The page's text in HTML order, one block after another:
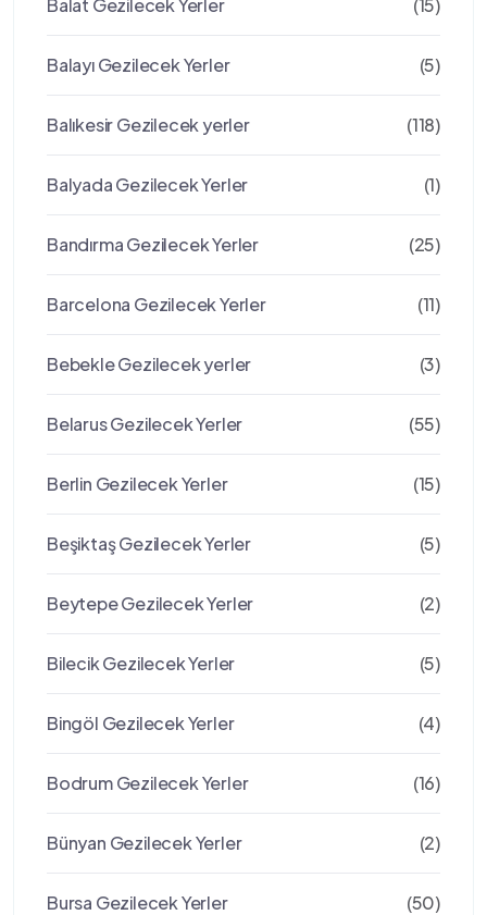
Balayı Gezilecek Yerler (5)
Balıkesir Gezilecek yerler (118)
Balyada Gezilecek Yerler (1)
Bandırma Gezilecek Yerler (25)
Barcelona Gezilecek Yerler (11)
Bebekle Gezilecek yerler (3)
Belarus Gezilecek Yerler (55)
Berlin Gezilecek Yerler (15)
Beşiktaş Gezilecek Yerler (5)
Beytepe Gezilecek Yerler (2)
Bilecik Gezilecek Yerler (5)
Bingöl Gezilecek Yerler (4)
Bodrum Gezilecek Yerler (16)
Bünyan Gezilecek Yerler (2)
Bursa Gezilecek Yerler (50)